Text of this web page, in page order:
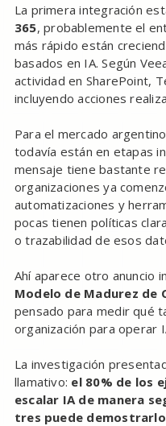
La primera integración
365, probablemente el
más rápido están
basados en IA. Según
actividad en SharePoint,
incluyendo acciones
Para el mercado
todavía están en etapas
mensaje tiene bastante
organizaciones ya
automatizaciones y
pocas tienen políticas
o trazabilidad de esos
Ahí aparece otro anuncio
Modelo de Madurez de
pensado para medir qué
organización para operar
La investigación
llamativo: el 80% de los
escalar IA de manera
tres puede demostrarlo